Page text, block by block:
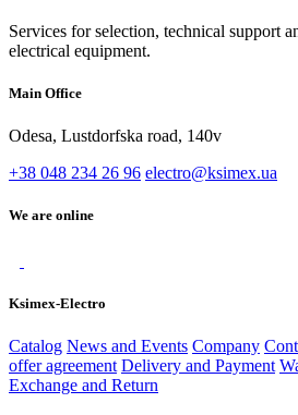
Services for selection, technical support
electrical equipment.
Main Office
Odesa, Lustdorfska road, 140v
+38 048 234 26 96 electro@ksimex.ua
We are online
Ksimex-Electro
Catalog News and Events Company
offer agreement Delivery and Payment
Exchange and Return